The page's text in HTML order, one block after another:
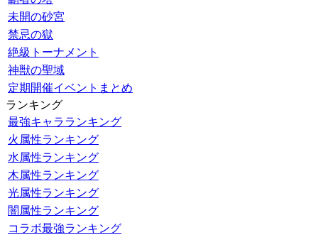
未開の砂宮
禁忌の獄
絶級トーナメント
神獣の聖域
定期開催イベントまとめ
ランキング
最強キャラランキング
火属性ランキング
水属性ランキング
木属性ランキング
光属性ランキング
闇属性ランキング
コラボ最強ランキング